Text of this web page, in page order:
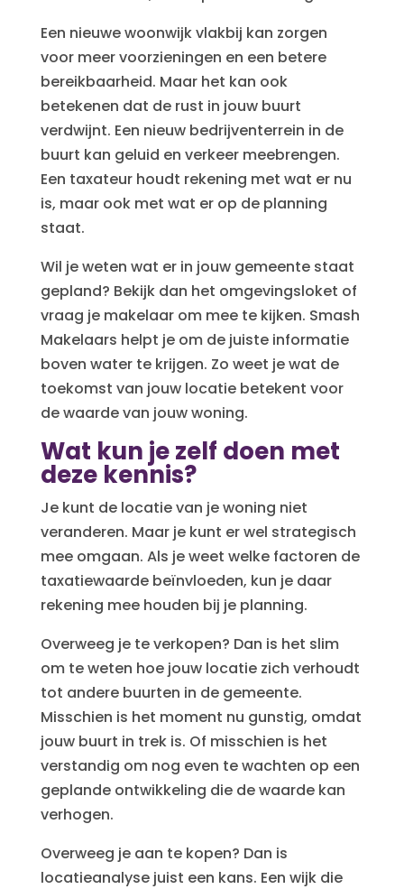
Een nieuwe woonwijk vlakbij kan zorgen
voor meer voorzieningen en een betere
bereikbaarheid. Maar het kan ook
betekenen dat de rust in jouw buurt
verdwijnt. Een nieuw bedrijventerrein in de
buurt kan geluid en verkeer meebrengen.
Een taxateur houdt rekening met wat er nu
is, maar ook met wat er op de planning
staat.
Wil je weten wat er in jouw gemeente staat
gepland? Bekijk dan het omgevingsloket of
vraag je makelaar om mee te kijken. Smash
Makelaars helpt je om de juiste informatie
boven water te krijgen. Zo weet je wat de
toekomst van jouw locatie betekent voor
de waarde van jouw woning.
Wat kun je zelf doen met
deze kennis?
Je kunt de locatie van je woning niet
veranderen. Maar je kunt er wel strategisch
mee omgaan. Als je weet welke factoren de
taxatiewaarde beïnvloeden, kun je daar
rekening mee houden bij je planning.
Overweeg je te verkopen? Dan is het slim
om te weten hoe jouw locatie zich verhoudt
tot andere buurten in de gemeente.
Misschien is het moment nu gunstig, omdat
jouw buurt in trek is. Of misschien is het
verstandig om nog even te wachten op een
geplande ontwikkeling die de waarde kan
verhogen.
Overweeg je aan te kopen? Dan is
locatieanalyse juist een kans. Een wijk die